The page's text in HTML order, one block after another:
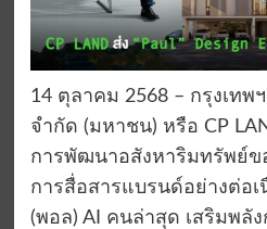
14 ตุลาคม 2568 – กรุงเทพ
จำกัด (มหาชน) หรือ CP
การพัฒนาอสังหาริมทรัพย์ข
การสื่อสารแบรนด์อย่างต่อเ
(พอล) AI คนล่าสุด เสริมพลั